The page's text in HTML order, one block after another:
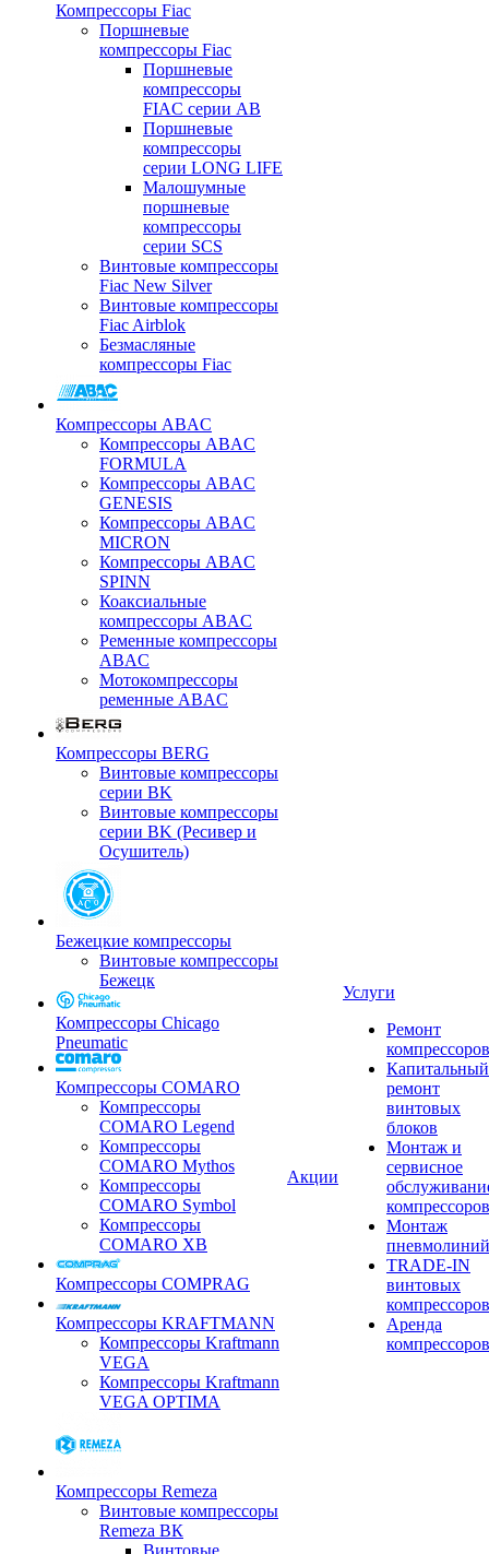
Компрессоры Fiac
Поршневые
компрессоры Fiac
Поршневые
компрессоры
FIAC серии AB
Поршневые
компрессоры
серии LONG LIFE
Малошумные
поршневые
компрессоры
серии SCS
Винтовые компрессоры
Fiac New Silver
Винтовые компрессоры
Fiac Airblok
Безмасляные
компрессоры Fiac
Компрессоры ABAC
Компрессоры ABAC
FORMULA
Компрессоры ABAC
GENESIS
Компрессоры ABAC
MICRON
Компрессоры ABAC
SPINN
Коаксиальные
компрессоры ABAC
Ременные компрессоры
ABAC
Мотокомпрессоры
ременные ABAC
Компрессоры BERG
Винтовые компрессоры
серии BK
Винтовые компрессоры
серии BK (Ресивер и
Осушитель)
Бежецкие компрессоры
Винтовые компрессоры
Бежецк
Компрессоры Chicago
Pneumatic
Компрессоры COMARO
Компрессоры
COMARO Legend
Компрессоры
COMARO Mythos
Компрессоры
COMARO Symbol
Компрессоры
COMARO XB
Компрессоры COMPRAG
Компрессоры KRAFTMANN
Компрессоры Kraftmann
VEGA
Компрессоры Kraftmann
VEGA OPTIMA
Компрессоры Remeza
Винтовые компрессоры
Remeza ВК
Винтовые
Акции
Услуги
Ремонт
компрессоров
Капитальный
ремонт
винтовых
блоков
Монтаж и
сервисное
компрессоров
Монтаж
пневмолиний
TRADE-IN
винтовых
компрессоров
Аренда
компрессоров